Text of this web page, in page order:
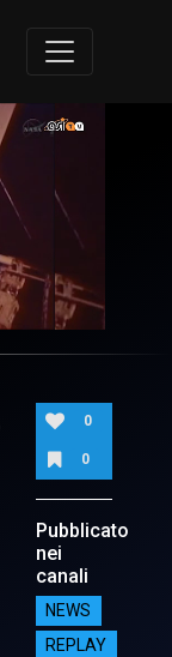
0
0
Pubblicato
nei
canali
NEWS
REPLAY